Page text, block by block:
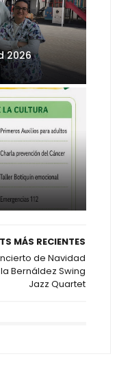
2026
MÁS RECIENTES
de Navidad
Bernáldez Swing
Jazz Quartet